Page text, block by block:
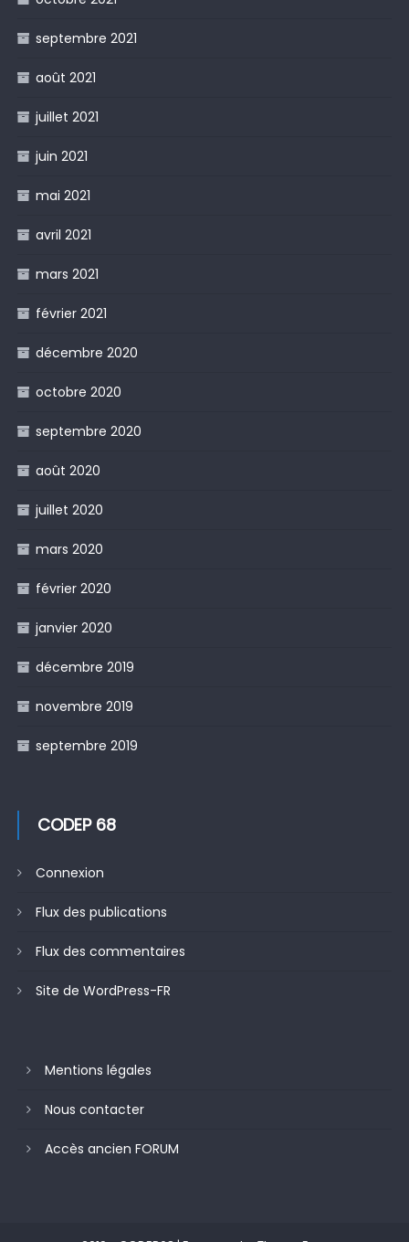
septembre 2021
août 2021
juillet 2021
juin 2021
mai 2021
avril 2021
mars 2021
février 2021
décembre 2020
octobre 2020
septembre 2020
août 2020
juillet 2020
mars 2020
février 2020
janvier 2020
décembre 2019
novembre 2019
septembre 2019
CODEP 68
Connexion
Flux des publications
Flux des commentaires
Site de WordPress-FR
Mentions légales
Nous contacter
Accès ancien FORUM